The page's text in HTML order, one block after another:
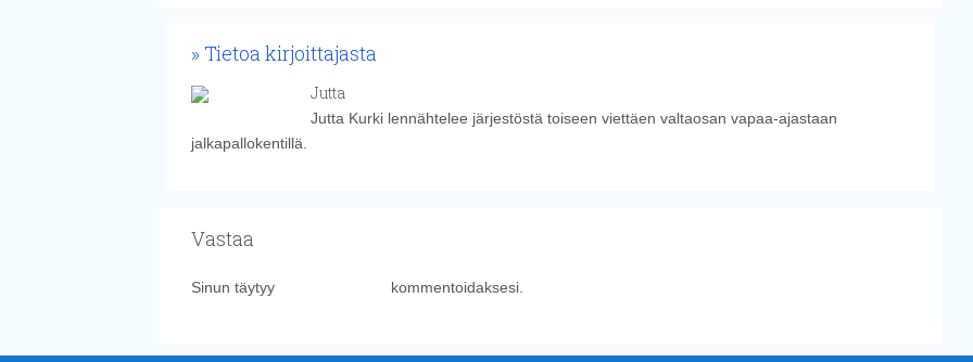
Tietoa kirjoittajasta
Jutta
Jutta Kurki lennähtelee järjestöstä toiseen viettäen valtaosan vapaa-ajastaan
jalkapallokentillä.
Vastaa
Sinun täytyy kommentoidaksesi.